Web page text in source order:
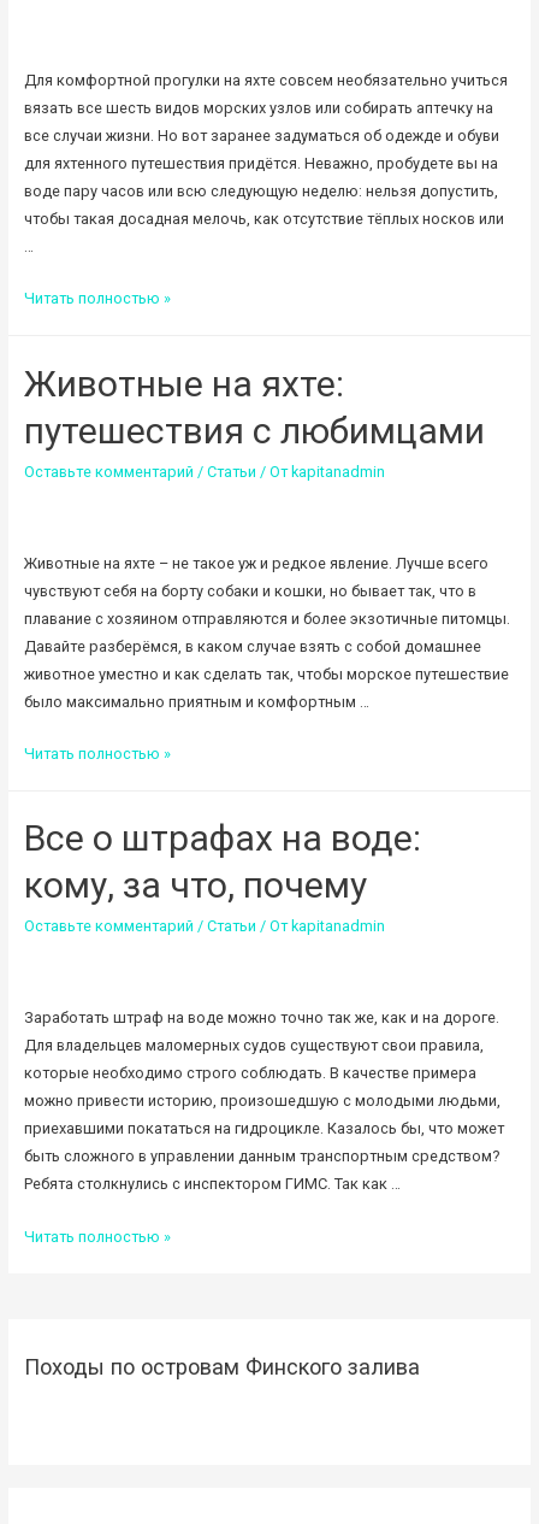
Для комфортной прогулки на яхте совсем необязательно учиться
вязать все шесть видов морских узлов или собирать аптечку на
все случаи жизни. Но вот заранее задуматься об одежде и обуви
для яхтенного путешествия придётся. Неважно, пробудете вы на
воде пару часов или всю следующую неделю: нельзя допустить,
чтобы такая досадная мелочь, как отсутствие тёплых носков или
Яхтенная
обувь:
лист
Читать полностью »
Животные на яхте:
путешествия с любимцами
Оставьте комментарий / Статьи / От kapitanadmin
Животные на яхте – не такое уж и редкое явление. Лучше всего
чувствуют себя на борту собаки и кошки, но бывает так, что в
плавание с хозяином отправляются и более экзотичные питомцы.
Давайте разберёмся, в каком случае взять с собой домашнее
животное уместно и как сделать так, чтобы морское путешествие
было максимально приятным и комфортным …
Животные
путешествия
любимцами
Читать полностью »
Все о штрафах на воде:
кому, за что, почему
Оставьте комментарий / Статьи / От kapitanadmin
Заработать штраф на воде можно точно так же, как и на дороге.
Для владельцев маломерных судов существуют свои правила,
которые необходимо строго соблюдать. В качестве примера
можно привести историю, произошедшую с молодыми людьми,
приехавшими покататься на гидроцикле. Казалось бы, что может
быть сложного в управлении данным транспортным средством?
Ребята столкнулись с инспектором ГИМС. Так как …
Все
кому,
Читать полностью »
Походы по островам Финского залива